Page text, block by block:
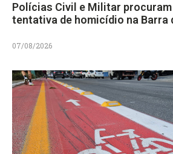
Polícias Civil e Militar
tentativa de homicídio na Barra
07/08/2026